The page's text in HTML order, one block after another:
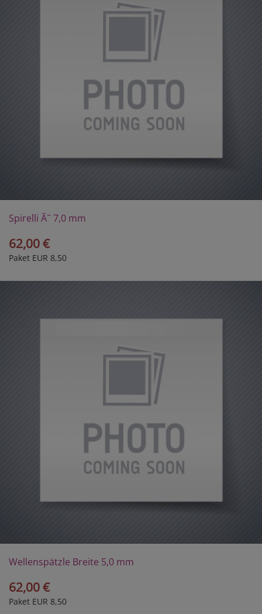
Spirelli Ã˜ 7,0 mm
62,00 €
Paket EUR 8,50
Wellenspätzle Breite 5,0 mm
62,00 €
Paket EUR 8,50